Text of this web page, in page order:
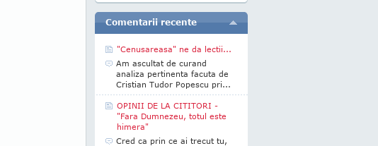
Comentarii recente
"Cenusareasa" ne da lectii...
Am ascultat de curand
analiza pertinenta facuta de
Cristian Tudor Popescu pri...
OPINII DE LA CITITORI -
"Fara Dumnezeu, totul este
himera"
Cred ca prin ce ai trecut tu,